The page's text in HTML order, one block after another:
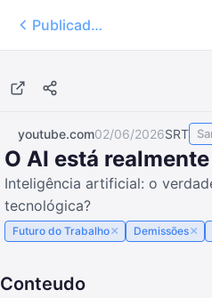
Publicados
youtube.com02/06/2026SRT
O AI está
Inteligência artificial: o
tecnológica?
Futuro do Trabalho× Demissões×
Conteudo